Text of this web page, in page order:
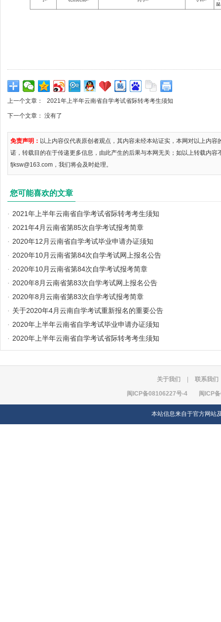
上一个文章： 2021年上半年云南省自学考试省际转考考生须知
下一个文章： 没有了
免责声明： 以上内容仅代表原创者观点，其内容未经本站证实，本网对以上内
诺，转载目的在于传递更多信息，由此产生的后果与本网无关；如以上转载内容
fjksw@163.com，我们将会及时处理。
您可能喜欢的文章
· 2021年上半年云南省自学考试省际转考考生须知
· 2021年4月云南省第85次自学考试报考简章
· 2020年12月云南省自学考试毕业申请办证须知
· 2020年10月云南省第84次自学考试网上报名公告
· 2020年10月云南省第84次自学考试报考简章
· 2020年8月云南省第83次自学考试网上报名公告
· 2020年8月云南省第83次自学考试报考简章
· 关于2020年4月云南自学考试重新报名的重要公告
· 2020年上半年云南省自学考试毕业申请办证须知
· 2020年上半年云南省自学考试省际转考考生须知
关于我们 联系我们
闽ICP备08106227号-4 闽ICP
本站信息来自于官方网站